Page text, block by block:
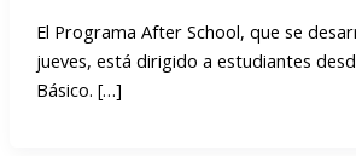
El Programa After School, que se
jueves, está dirigido a estudiantes
Básico. […]